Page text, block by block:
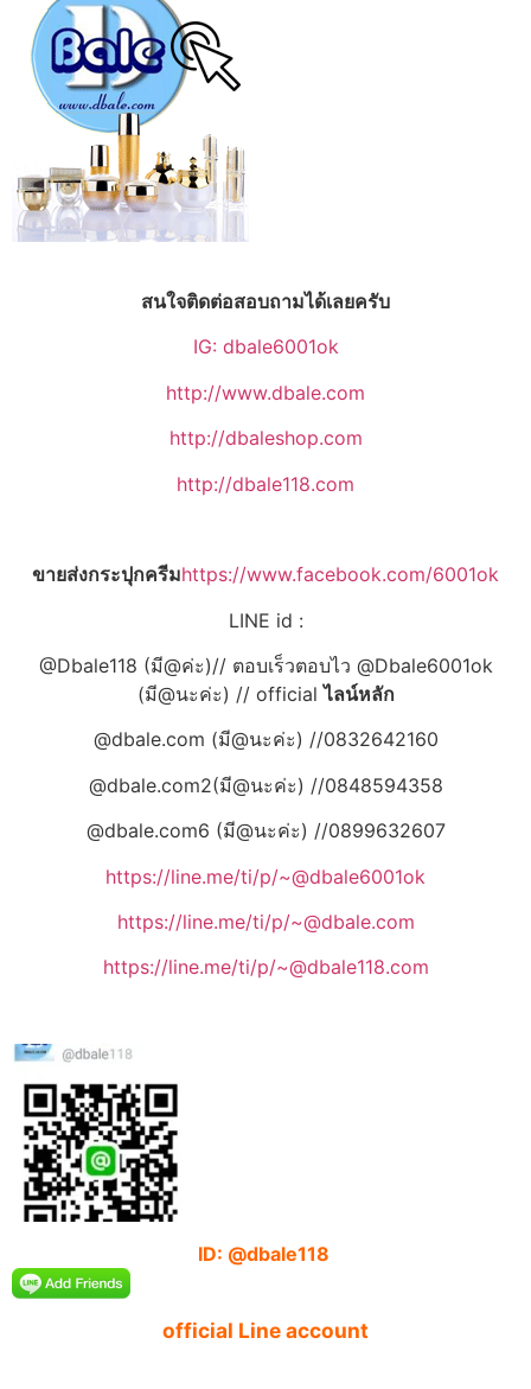
สนใจติดต่อสอบถามได้เลยครับ
IG: dbale6001ok
http://www.dbale.com
http://dbaleshop.com
http://dbale118.com
ขายส่งกระปุกครีมhttps://www.facebook.com/6001ok
LINE id :
@Dbale118 (มี@ค่ะ)// ตอบเร็วตอบไว @Dbale6001ok
(มี@นะค่ะ) // officialไลน์หลัก
@dbale.com (มี@นะค่ะ) //0832642160
@dbale.com2(มี@นะค่ะ) //0848594358
@dbale.com6 (มี@นะค่ะ) //0899632607
https://line.me/ti/p/~@dbale6001ok
https://line.me/ti/p/~@dbale.com
https://line.me/ti/p/~@dbale118.com
ID: @dbale118
official Line account